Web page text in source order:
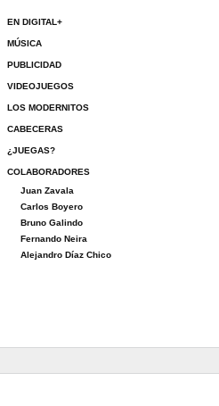
EN DIGITAL+
MÚSICA
PUBLICIDAD
VIDEOJUEGOS
LOS MODERNITOS
CABECERAS
¿JUEGAS?
COLABORADORES
Juan Zavala
Carlos Boyero
Bruno Galindo
Fernando Neira
Alejandro Díaz Chico